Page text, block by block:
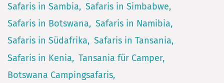
Safaris in Sambia
Safaris in Simbabwe
Safaris in Botswana
Safaris in Namibia
Safaris in Südafrika
Safaris in Tansania
Safaris in Kenia
Tansania für Camper
Botswana Campingsafaris